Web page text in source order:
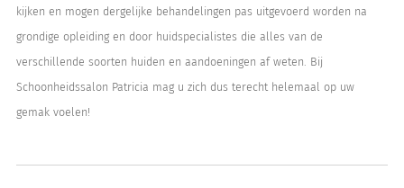
kijken en mogen dergelijke behandelingen pas uitgevoerd worden na
grondige opleiding en door huidspecialistes die alles van de
verschillende soorten huiden en aandoeningen af weten. Bij
Schoonheidssalon Patricia mag u zich dus terecht helemaal op uw
gemak voelen!